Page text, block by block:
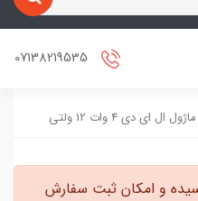
ماژول ال ای دی 4 وات 12 ولتی
و امکان ثبت سفارش